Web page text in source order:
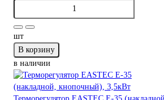
шт
В корзину
в наличии